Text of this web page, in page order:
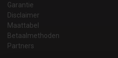
Garantie
Disclaimer
Maattabel
Betaalmethoden
Partners